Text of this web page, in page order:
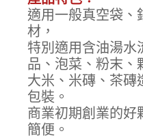
適用一般真空袋、
材，
特別適用含油湯水
品、泡菜、粉末、
大米、米磚、茶磚
包裝。
商業初期創業的好
簡便。